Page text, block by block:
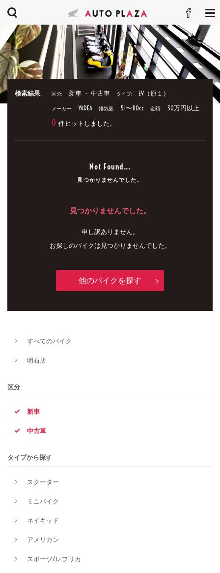
検索結果: 区分: 新車 ・ 中古車 タイプ: EV（原１）
メーカー: YADEA 排気量: 51〜110cc 金額: 30万円以上
0 件ヒットしました。
Not Found...
見つかりませんでした。
見つかりませんでした。
申し訳ありません。
お探しのバイクは見つかりませんでした。
他のバイクを探す
すべてのバイク
明石店
区分
新車
中古車
タイプから探す
スクーター
ミニバイク
ネイキッド
アメリカン
スポーツ/レプリカ
新車
タイプ
価格